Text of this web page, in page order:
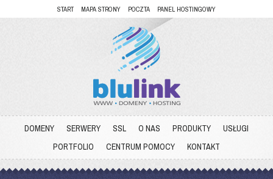
START MAPA STRONY POCZTA PANEL HOSTINGOWY
DOMENY SERWERY SSL O NAS PRODUKTY
USŁUGI
PORTFOLIO
CENTRUM POMOCY KONTAKT